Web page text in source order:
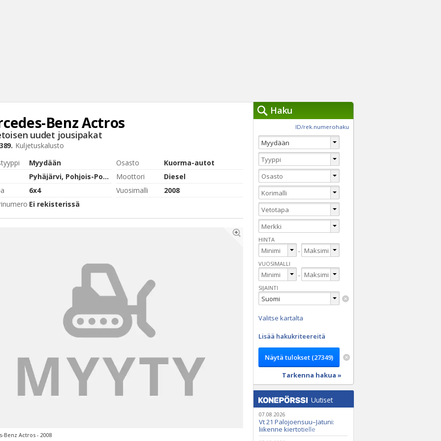
BenzActros
uudet jousipakat
Kuljetuskalusto
Myydään Osasto
Kuorma-autot
Pyhäjärvi, Pohjois-Pohjanmaa Moottori
Diesel
6x4 Vuosimalli
2008
Ei rekisterissä
Benz Actros - 2008
Haku
ID/rek.numerohaku
HINTA
-
VUOSIMALLI
-
SIJAINTI
Valitse kartalta
Lisää hakukriteereitä
Tarkenna hakua »
Uutiset
07.08.2026
Vt 21 Palojoensuu–Jatuni:
liikenne kiertotielle
Nunasjoen silloilla